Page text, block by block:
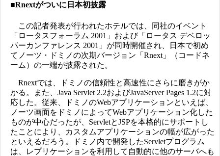
■Rnextがついに日本初披露
この記者発表が行われたホテルでは、同社のイベント
「ロータスフォーラム 2001」および「ロータス デベロッ
パーカンファレンス 2001」が同時開催され、日本で初め
てノーツ・ドミノの次期バージョン「Rnext」（コードネ
ーム）の一端が披露された。
Rnextでは、ドミノの信頼性と高速性にさらに磨きがか
かる。また、Java Servlet 2.2およびJavaServer Pages 1.2に対
応した。従来、ドミノのWebアプリケーションといえば、
ノーツ画面をドミノによってWebアプリケーション化した
ものが中心だったが、ServletとJSPを本格的にサポートし
たことにより、カスタムアプリケーションの幅が広がった
といえるだろう。ドミノ内で開発したServletプログラム
は、レプリケーションを利用して自動的に他のサーバへも